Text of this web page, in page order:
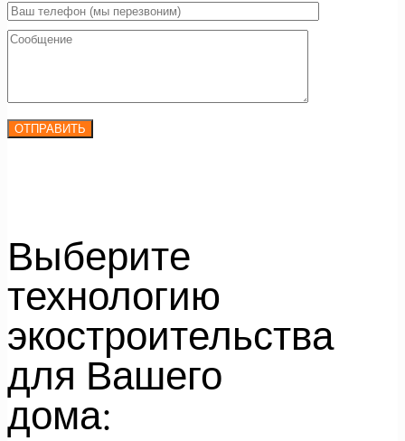
Выберите
технологию
экостроительства
для Вашего
дома: